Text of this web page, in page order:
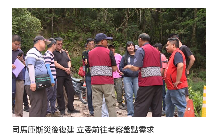
司馬庫斯災後復建 立委前往考察盤點需求